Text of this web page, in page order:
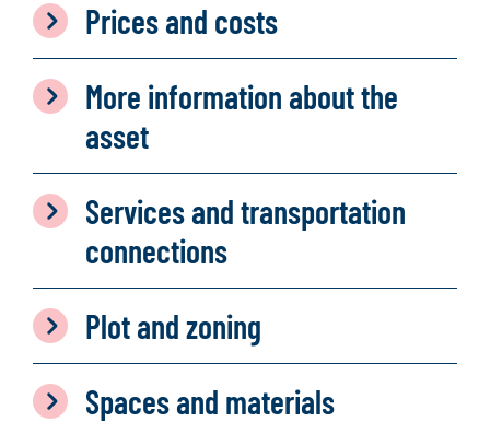
Prices and costs
More information about the
asset
Services and transportation
connections
Plot and zoning
Spaces and materials